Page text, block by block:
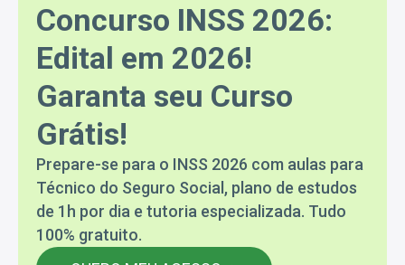
Concurso INSS 2026:
Edital em 2026!
Garanta seu Curso
Grátis!
Prepare-se para o INSS 2026 com aulas para
Técnico do Seguro Social, plano de estudos
de 1h por dia e tutoria especializada. Tudo
100% gratuito.